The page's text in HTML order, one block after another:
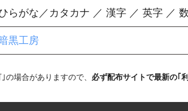
らがな／カタカナ ／ 漢字 ／ 英字 ／
黒工房
場合がありますので、 必ず配布サイトで最新の｢